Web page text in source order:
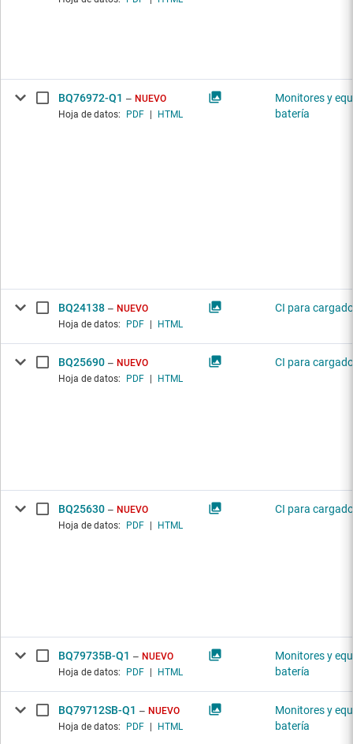
BQ76972-Q1
NUEVO
Hoja de datos:
PDF HTML
Monitores y
batería
BQ24138
NUEVO
Hoja de datos:
PDF HTML
CI para
BQ25690
NUEVO
Hoja de datos:
PDF HTML
CI para
BQ25630
NUEVO
Hoja de datos:
PDF HTML
CI para
BQ79735B-Q1
NUEVO
Hoja de datos:
PDF HTML
Monitores y
batería
BQ79712SB-Q1
NUEVO
Hoja de datos:
PDF HTML
Monitores y
batería